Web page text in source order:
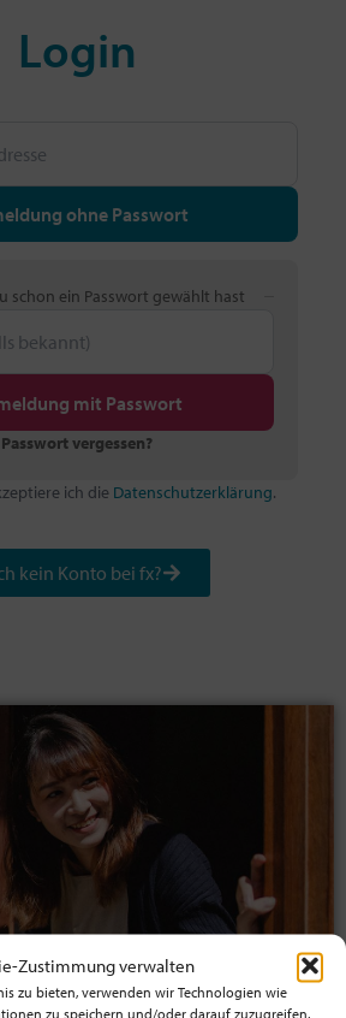
Zustimmung verwalten
zu bieten, verwenden wir Technologien wie
zu speichern und/oder darauf zuzugreifen.
Login
ohne Passwort
schon ein Passwort gewählt hast
mit Passwort
Passwort vergessen?
ich die Datenschutzerklärung.
kein Konto bei fx?